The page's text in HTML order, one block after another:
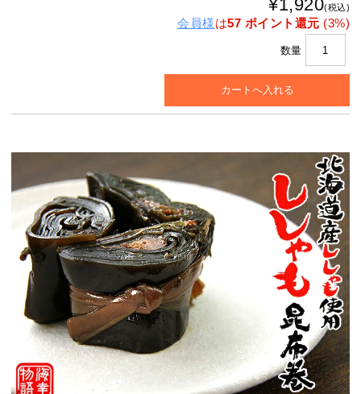
¥1,920(税込)
会員様は57 ポイント還元 (3%)
数量